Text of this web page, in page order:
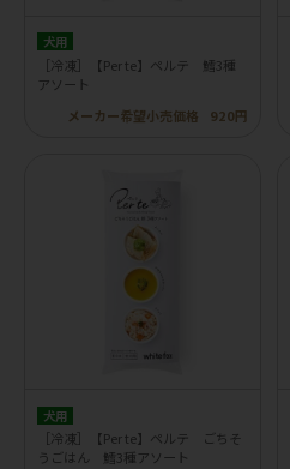
犬用
［冷凍］【Per te】ペルテ 鱈3種
アソート
メーカー希望小売価格
920円
犬用
［冷凍］【Per te】ペルテ ごちそ
うごはん 鱈3種アソート